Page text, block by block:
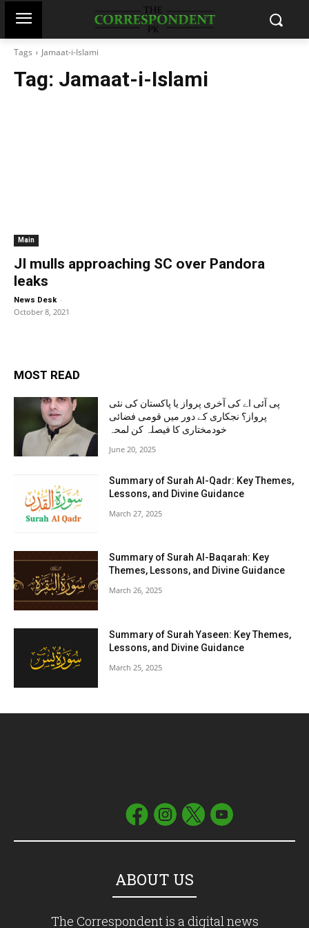
Tags Jamaat-i-Islami
Tag: Jamaat-i-Islami
Main
JI mulls approaching SC over Pandora
leaks
News Desk -
October 8, 2021
MOST READ
پی آئی اے کی آخری پرواز یا پاکستان کی نئی
پرواز؟ نجکاری کے دور میں قومی فضائی
خودمختاری کا فیصلہ کن لمحہ
June 20, 2025
Summary of Surah Al-Qadr: Key Themes,
Lessons, and Divine Guidance
March 27, 2025
Summary of Surah Al-Baqarah: Key
Themes, Lessons, and Divine Guidance
March 26, 2025
Summary of Surah Yaseen: Key Themes,
Lessons, and Divine Guidance
March 25, 2025
ABOUT US
The Correspondent is a digital news